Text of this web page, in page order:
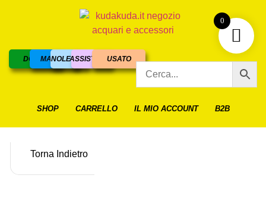
DOLCEMARINO
NOLEGGIOASSISTENZAUSATO
SHOP CARRELLO IL MIO ACCOUNT B2B
Torna Indietro
0